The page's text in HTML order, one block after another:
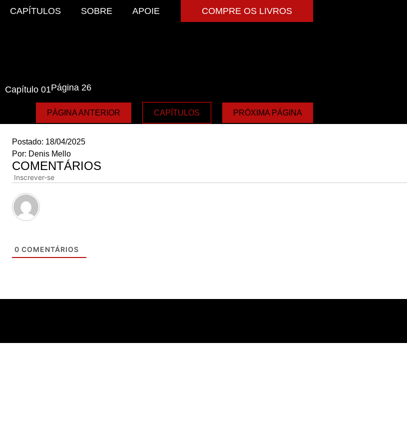
CAPÍTULOS SOBRE APOIE COMPRE OS LIVROS
Capítulo 01Página 26
PÁGINA ANTERIOR CAPÍTULOS PRÓXIMA PÁGINA
Postado: 18/04/2025
Por: Denis Mello
COMENTÁRIOS
Inscrever-se
0 COMENTÁRIOS